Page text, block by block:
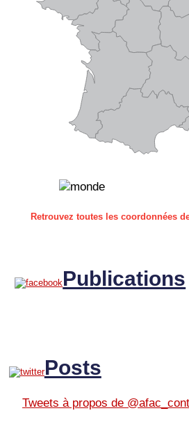
Retrouvez toutes les coordonnées
Publications
Posts
Tweets à propos de